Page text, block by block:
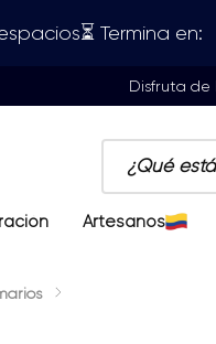
Termina en:
Disfruta de
¿Qué estás
Artesanos